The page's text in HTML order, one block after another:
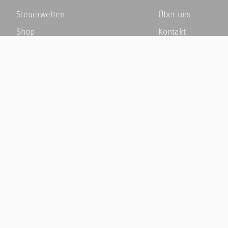
Steuerwelten
Shop
Über uns
Kontakt